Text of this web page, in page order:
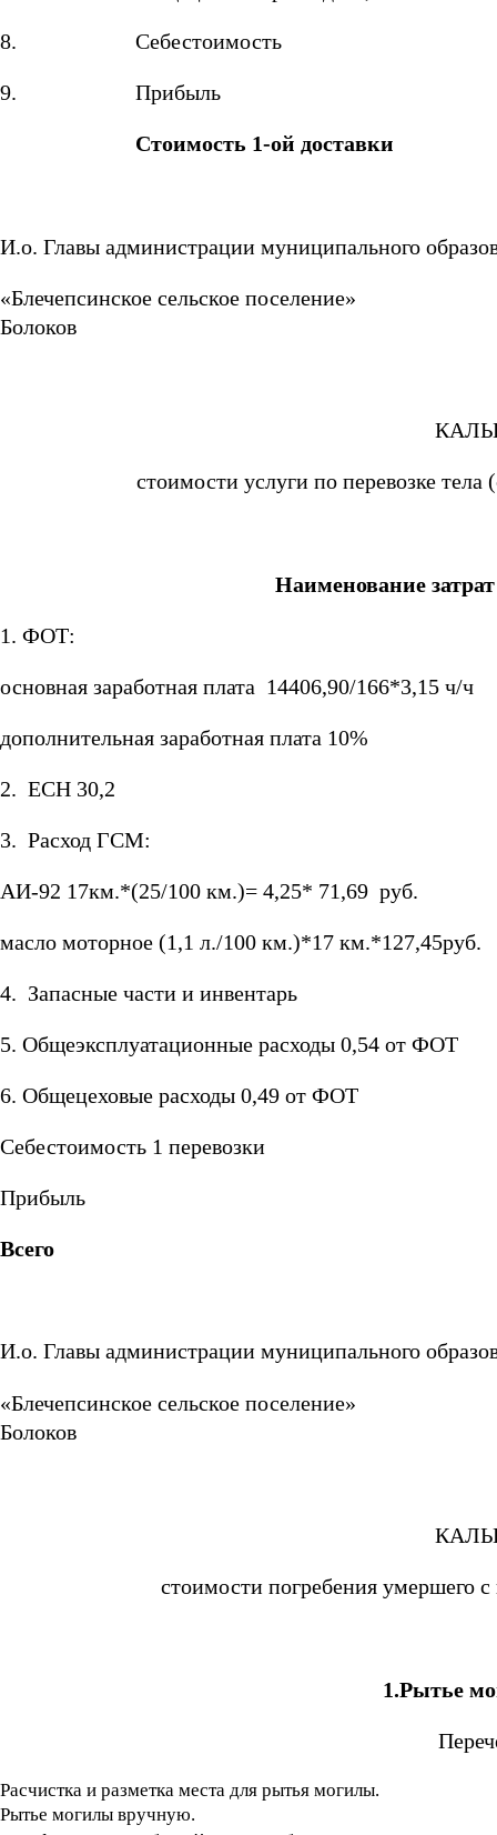
8. Себестоимость
9. Прибыль
Стоимость 1-ой доставки
И.о. Главы администрации муниципального
«Блечепсинское
Болоков
стоимости услуги по перевозке
Наименование затрат
1. ФОТ:
основная заработная плата 14406,90/166*3,15 ч/ч
дополнительная заработная плата 10%
2. ЕСН 30,2
3. Расход ГСМ:
АИ-92 17км.*(25/100 км.)= 4,25* 71,69 руб.
масло моторное (1,1 л./100 км.)*17 км.*127,45руб.
4. Запасные части и инвентарь
5. Общеэксплуатационные расходы 0,54 от ФОТ
6. Общецеховые расходы 0,49 от ФОТ
Себестоимость 1 перевозки
Прибыль
Всего
И.о. Главы администрации муниципального
«Блечепсинское
Болоков
стоимости погребения умершего
1.Рытье
Расчистка и разметка места для рытья могилы.
Рытье могилы вручную.